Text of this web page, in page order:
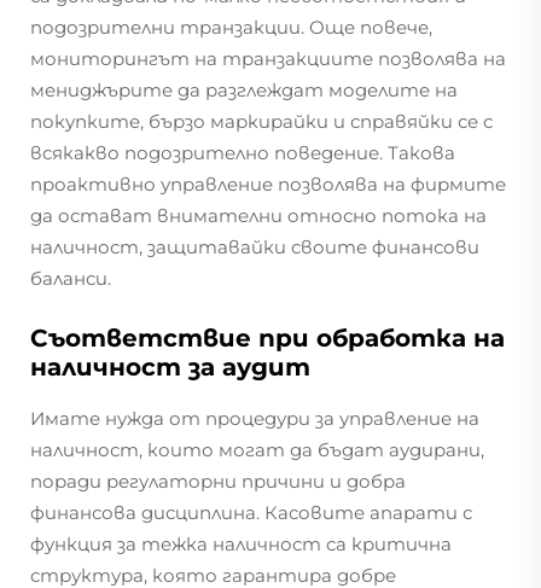
подозрителни транзакции. Още повече,
мониторингът на транзакциите позволява на
мениджърите да разглеждат моделите на
покупките, бързо маркирайки и справяйки се с
всякакво подозрително поведение. Такова
проактивно управление позволява на фирмите
да остават внимателни относно потока на
наличност, защитавайки своите финансови
баланси.
Съответствие при обработка на
наличност за аудит
Имате нужда от процедури за управление на
наличност, които могат да бъдат аудирани,
поради регулаторни причини и добра
финансова дисциплина. Касовите апарати с
функция за тежка наличност са критична
структура, която гарантира добре